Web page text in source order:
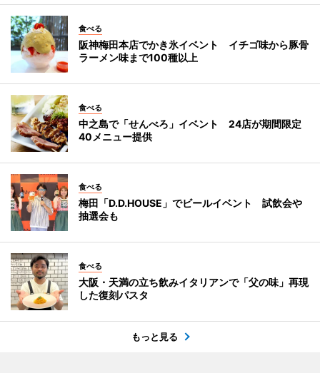
食べる
阪神梅田本店でかき氷イベント イチゴ味から豚骨
ラーメン味まで100種以上
食べる
中之島で「せんべろ」イベント 24店が期間限定
40メニュー提供
食べる
梅田「D.D.HOUSE」でビールイベント 試飲会や
抽選会も
食べる
大阪・天満の立ち飲みイタリアンで「父の味」再現
した復刻パスタ
もっと見る